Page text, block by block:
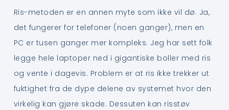
Ris-metoden er en annen myte som ikke vil dø. Ja,
det fungerer for telefoner (noen ganger), men en
PC er tusen ganger mer kompleks. Jeg har sett folk
legge hele laptoper ned i gigantiske boller med ris
og vente i dagevis. Problem er at ris ikke trekker ut
fuktighet fra de dype delene av systemet hvor den
virkelig kan gjøre skade. Dessuten kan risstøv